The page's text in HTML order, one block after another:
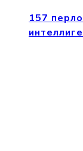
157